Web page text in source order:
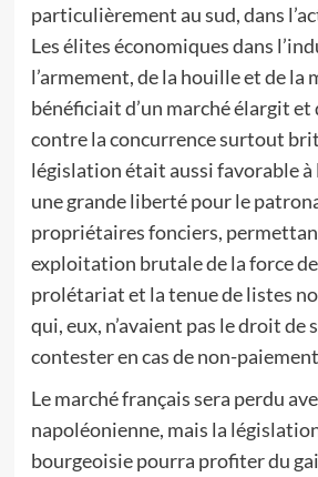
particulièrement au sud, dans
Les élites économiques dans
l’armement, de la houille et de la
bénéficiait d’un marché élargit et
contre la concurrence surtout
législation était aussi favorable
une grande liberté pour le
propriétaires fonciers,
exploitation brutale de la force
prolétariat et la tenue de listes
qui, eux, n’avaient pas le droit de
contester en cas de non-
Le marché français sera perdu
napoléonienne, mais la
bourgeoisie pourra profiter du